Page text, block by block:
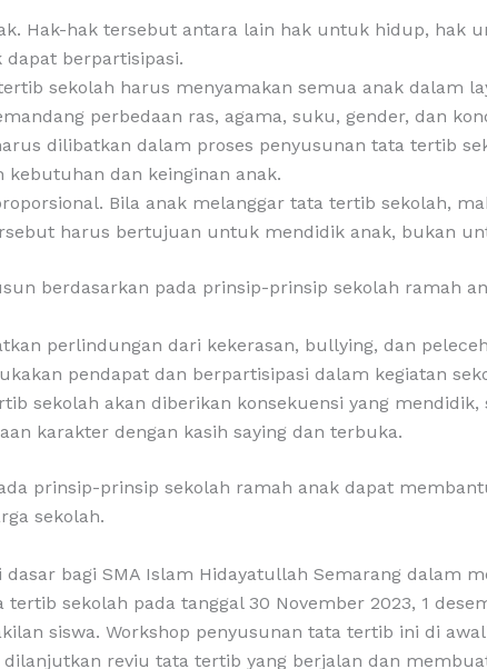
Hak-hak tersebut antara lain hak untuk hidup,
berpartisipasi.
sekolah harus menyamakan semua anak dalam
perbedaan ras, agama, suku, gender, dan
dilibatkan dalam proses penyusunan tata tertib
dan keinginan anak.
Bila anak melanggar tata tertib sekolah,
harus bertujuan untuk mendidik anak, bukan
berdasarkan pada prinsip-prinsip sekolah ramah
perlindungan dari kekerasan, bullying, dan
pendapat dan berpartisipasi dalam kegiatan
sekolah akan diberikan konsekuensi yang
karakter dengan kasih saying dan terbuka.
prinsip-prinsip sekolah ramah anak dapat
sekolah.
bagi SMA Islam Hidayatullah Semarang dalam
sekolah pada tanggal 30 November 2023, 1
siswa. Workshop penyusunan tata tertib ini di
reviu tata tertib yang berjalan dan